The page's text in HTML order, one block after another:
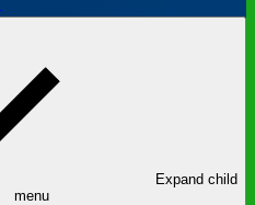
Expand child
menu